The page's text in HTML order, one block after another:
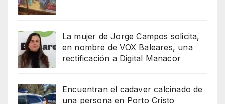
La mujer de Jorge Campos solicita,
en nombre de VOX Baleares, una
rectificación a Digital Manacor
Encuentran el cadaver calcinado de
una persona en Porto Cristo